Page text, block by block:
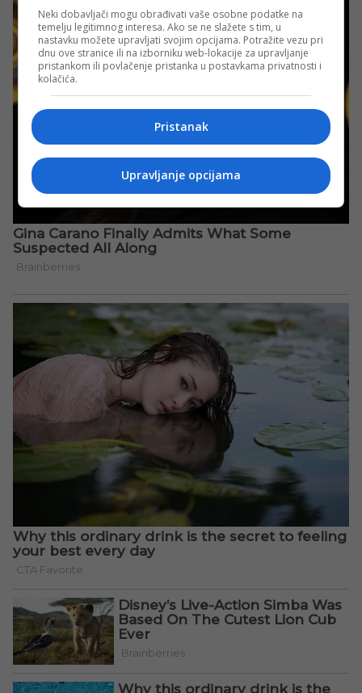
Neki dobavljači mogu obrađivati vaše osobne podatke na
temelju legitimnog interesa. Ako se ne slažete s tim, u
nastavku možete upravljati svojim opcijama. Potražite vezu pri
dnu ove stranice ili na izborniku web-lokacije za upravljanje
pristankom ili povlačenje pristanka u postavkama privatnosti i
kolačića.
Pristanak
Upravljanje opcijama